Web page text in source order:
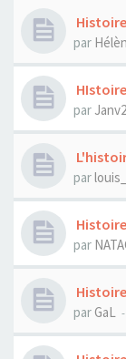
par
par
par
par
par GaL